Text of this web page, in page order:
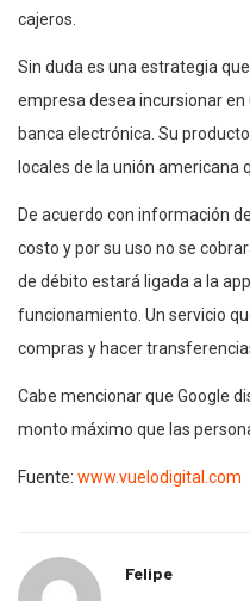
cajeros.
Sin duda es una estrategia
empresa desea incursionar en
banca electrónica. Su
locales de la unión americana
De acuerdo con información
costo y por su uso no se
de débito estará ligada a la
funcionamiento. Un servicio
compras y hacer
Cabe mencionar que Google
monto máximo que las
Fuente: www.vuelodigital.com
Felipe